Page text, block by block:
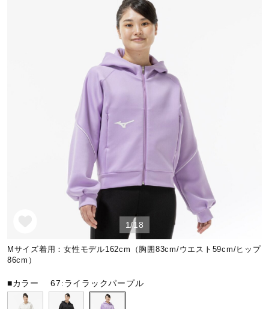
サッカー／フットサル
トレーニング
ゴルフ
1/18
Mサイズ着用：女性モデル162cm（胸囲83cm/ウエスト59cm/ヒップ
86cm）
■カラー67:ライラックパープル